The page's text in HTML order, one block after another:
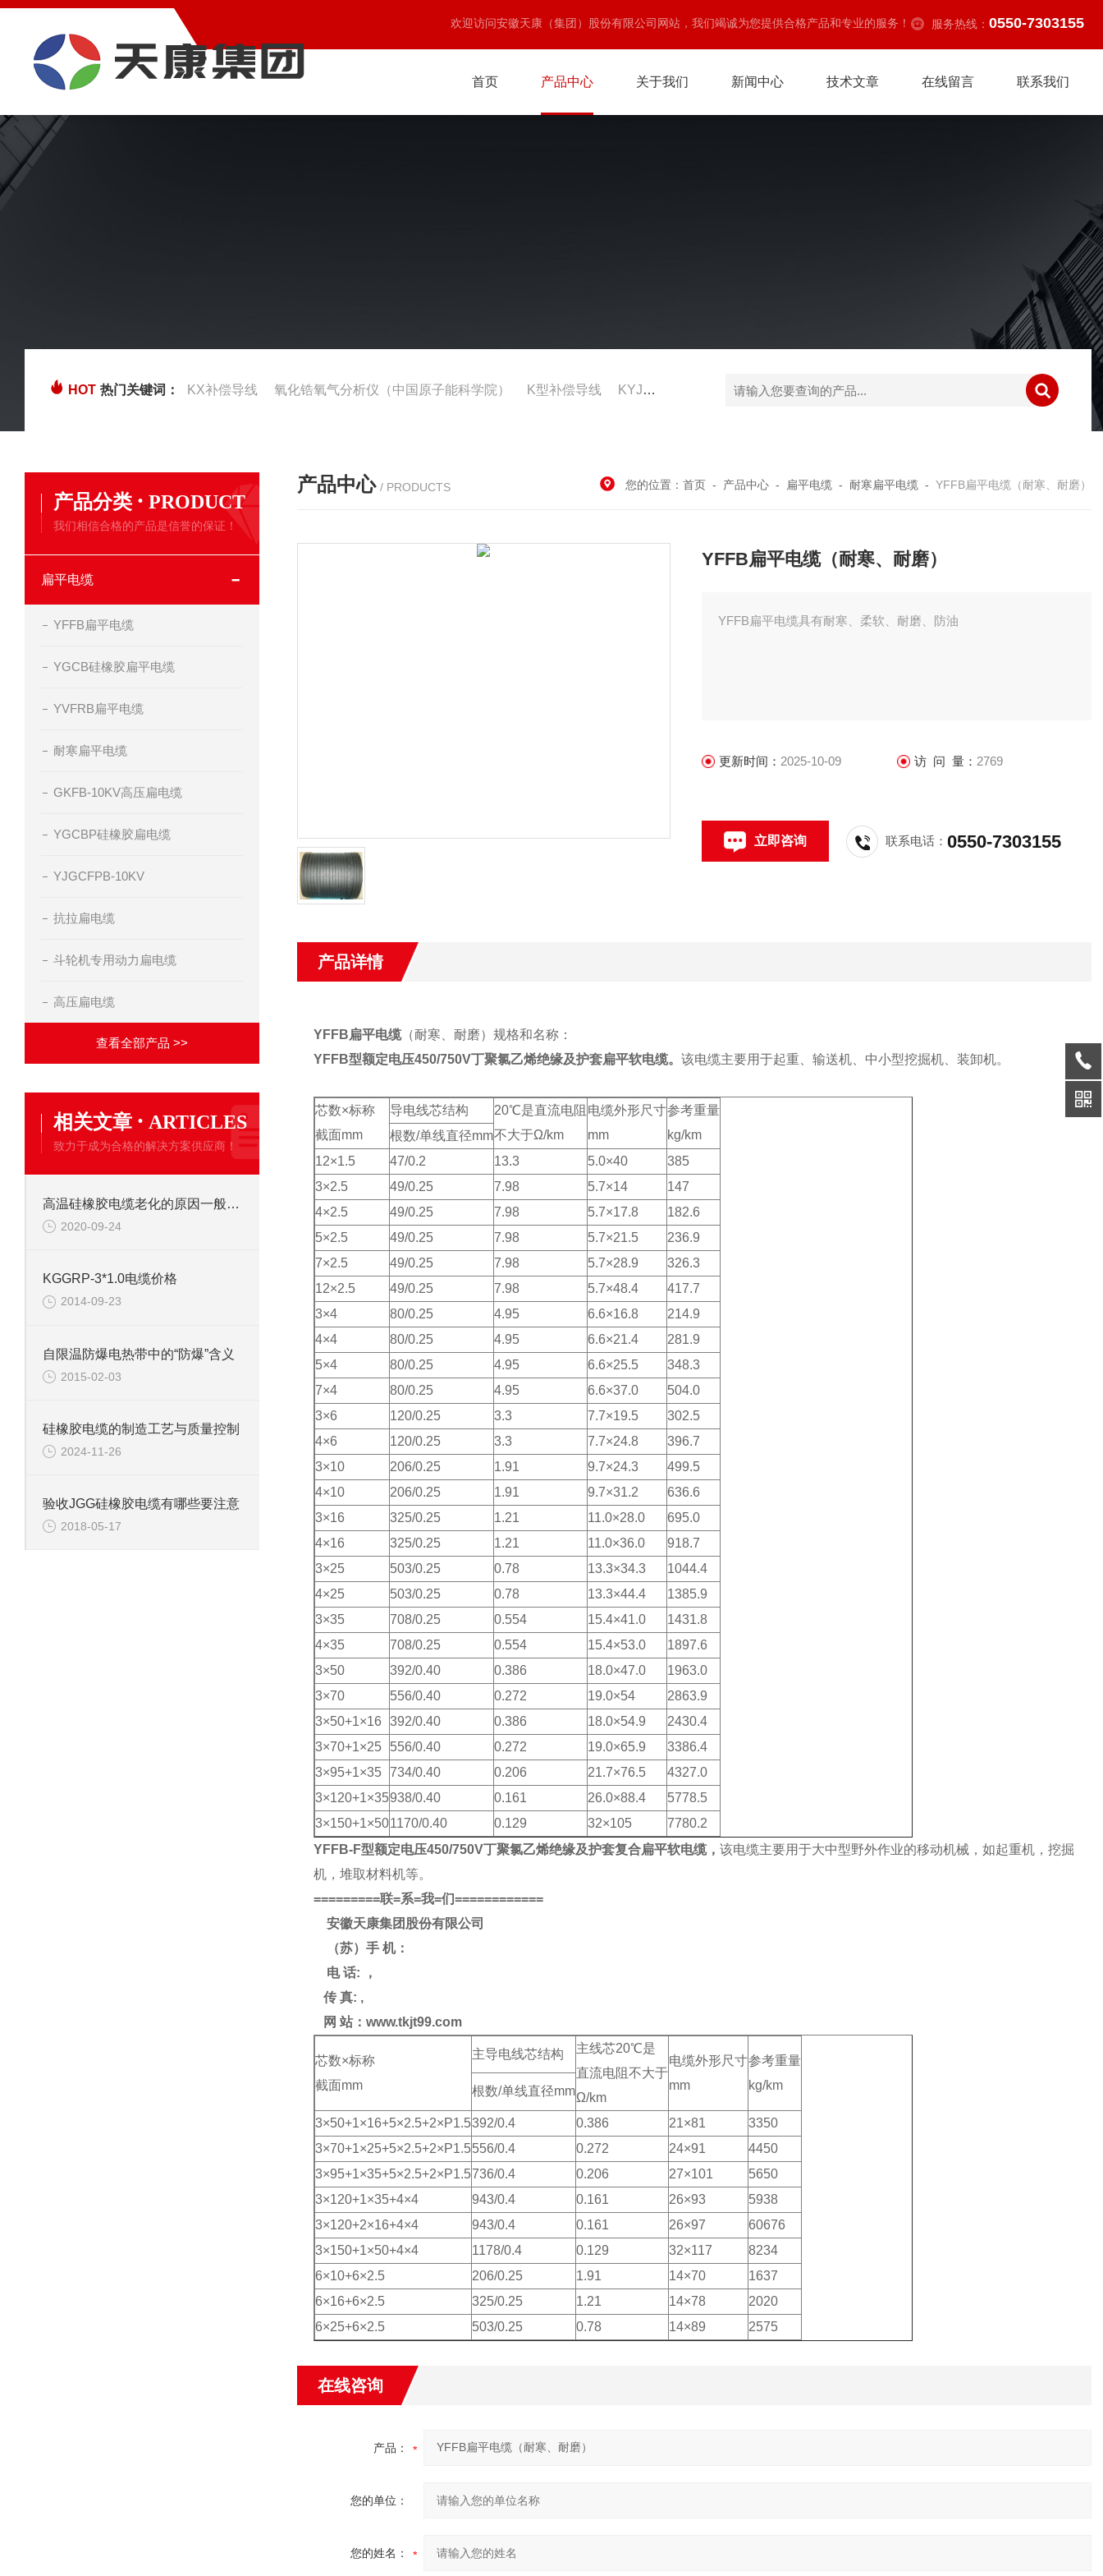
欢迎访问安徽天康（集团）股份有限公司网站，我们竭诚为您提供合格产品和专业的服务！ 服务热线： 0550-7303155
首页 产品中心 关于我们 新闻中心 技术文章 在线留言 联系我们
HOT 热门关键词： KX补偿导线 氧化锆氧气分析仪（中国原子能科学院） K型补偿导线 KYJV22控制电缆供应
产品分类 · PRODUCT
我们相信合格的产品是信誉的保证！
扁平电缆
YFFB扁平电缆
YGCB硅橡胶扁平电缆
YVFRB扁平电缆
耐寒扁平电缆
GKFB-10KV高压扁电缆
YGCBP硅橡胶扁电缆
YJGCFPB-10KV
抗拉扁电缆
斗轮机专用动力扁电缆
高压扁电缆
查看全部产品 >>
相关文章 · ARTICLES
致力于成为合格的解决方案供应商！
高温硅橡胶电缆老化的原因一般有几种
2020-09-24
KGGRP-3*1.0电缆价格
2014-09-23
自限温防爆电热带中的“防爆”含义
2015-02-03
硅橡胶电缆的制造工艺与质量控制
2024-11-26
验收JGG硅橡胶电缆有哪些要注意
2018-05-17
产品中心 / PRODUCTS 您的位置： 首页 - 产品中心 - 扁平电缆 - 耐寒扁平电缆 - YFFB扁平电缆（耐寒、耐磨）
YFFB扁平电缆（耐寒、耐磨）
YFFB扁平电缆具有耐寒、柔软、耐磨、防油
更新时间： 2025-10-09 访 问 量： 2769
立即咨询 联系电话：0550-7303155
产品详情
YFFB扁平电缆（耐寒、耐磨）规格和名称：
YFFB型额定电压450/750V丁聚氯乙烯绝缘及护套扁平软电缆。 该电缆主要用于起重、输送机、中小型挖掘机、装卸机。
芯数×标称
截面mm
导电线芯结构
20℃是直流电阻
不大于Ω/km
电缆外形尺寸
mm
参考重量
kg/km
根数/单线直径mm
12×1.5
47/0.2 13.3 5.0×40
385
3×2.5
49/0.25 7.98 5.7×14
147
4×2.5
49/0.25 7.98 5.7×17.8
182.6
5×2.5
49/0.25 7.98 5.7×21.5
236.9
7×2.5
49/0.25 7.98 5.7×28.9
326.3
12×2.5
49/0.25 7.98 5.7×48.4
417.7
3×4
80/0.25 4.95 6.6×16.8
214.9
4×4
80/0.25 4.95 6.6×21.4
281.9
5×4
80/0.25 4.95 6.6×25.5
348.3
7×4
80/0.25 4.95 6.6×37.0
504.0
3×6
120/0.25 3.3 7.7×19.5
302.5
4×6
120/0.25 3.3 7.7×24.8
396.7
3×10
206/0.25 1.91 9.7×24.3
499.5
4×10
206/0.25 1.91 9.7×31.2
636.6
3×16
325/0.25 1.21 11.0×28.0
695.0
4×16
325/0.25 1.21 11.0×36.0
918.7
3×25
503/0.25 0.78 13.3×34.3
1044.4
4×25
503/0.25 0.78 13.3×44.4
1385.9
3×35
708/0.25 0.554 15.4×41.0
1431.8
4×35
708/0.25 0.554 15.4×53.0
1897.6
3×50
392/0.40 0.386 18.0×47.0
1963.0
3×70
556/0.40 0.272 19.0×54
2863.9
3×50+1×16
392/0.40 0.386 18.0×54.9
2430.4
3×70+1×25
556/0.40 0.272 19.0×65.9
3386.4
3×95+1×35
734/0.40 0.206 21.7×76.5
4327.0
3×120+1×35938/0.40 0.161 26.0×88.4
5778.5
3×150+1×501170/0.40 0.129 32×105
7780.2
YFFB-F型额定电压450/750V丁聚氯乙烯绝缘及护套复合扁平软电缆， 该电缆主要用于大中型野外作业的移动机械，如起重机，挖掘
机，堆取材料机等。
=========联=系=我=们============
安徽天康集团股份有限公司
（苏）手 机：
电 话:
，
传 真: ,
网 站： www.tkjt99.com
芯数×标称
截面mm
主导电线芯结构
主线芯20℃是
直流电阻不大于
Ω/km
电缆外形尺寸
mm
参考重量
kg/km
根数/单线直径mm
3×50+1×16+5×2.5+2×P1.5392/0.4 0.386 21×81
3350
3×70+1×25+5×2.5+2×P1.5556/0.4 0.272 24×91
4450
3×95+1×35+5×2.5+2×P1.5736/0.4 0.206 27×101
5650
3×120+1×35+4×4
943/0.4 0.161 26×93
5938
3×120+2×16+4×4
943/0.4 0.161 26×97
60676
3×150+1×50+4×4
1178/0.4 0.129 32×117
8234
6×10+6×2.5
206/0.25 1.91 14×70
1637
6×16+6×2.5
325/0.25 1.21 14×78
2020
6×25+6×2.5
503/0.25 0.78 14×89 2575
在线咨询
产品：
您的单位：
您的姓名：